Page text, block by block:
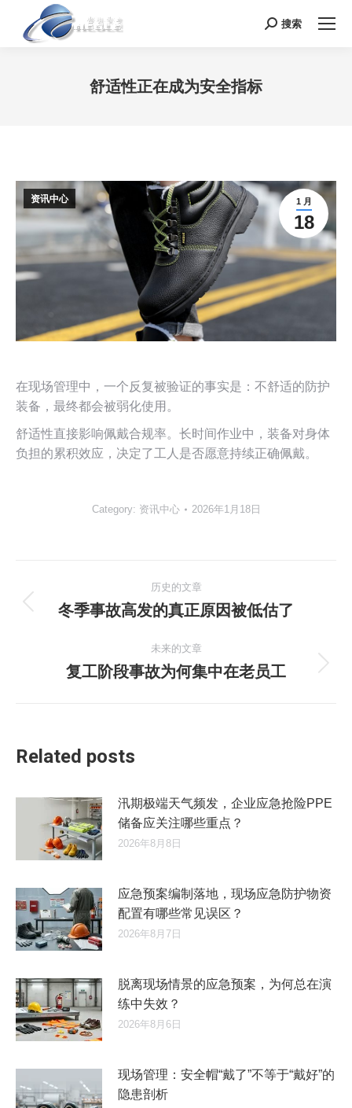
Search:
搜索
舒适性正在成为安全指标
1 月
18
资讯中心
在现场管理中，一个反复被验证的事实是：不舒适的防护
装备，最终都会被弱化使用。
舒适性直接影响佩戴合规率。长时间作业中，装备对身体
负担的累积效应，决定了工人是否愿意持续正确佩戴。
Category: 资讯中心 2026年1月18日
章
历史的文章
历
的
文
冬季事故高发的真正原因被低估了
未来的文章
未
复工阶段事故为何集中在老员工
Related posts
汛期极端天气频发，企业应急抢险PPE
储备应关注哪些重点？
2026年8月8日
应急预案编制落地，现场应急防护物资
配置有哪些常见误区？
2026年8月7日
脱离现场情景的应急预案，为何总在演
练中失效？
2026年8月6日
现场管理：安全帽“戴了”不等于“戴好”的
隐患剖析